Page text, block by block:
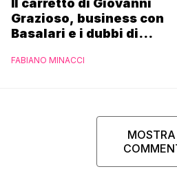
Il carretto di Giovanni
Grazioso, business con
Basalari e i dubbi di
Ferrero”
FABIANO MINACCI
MOSTRA